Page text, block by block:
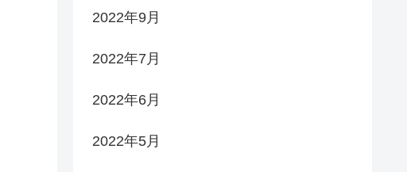
2022年9月
2022年7月
2022年6月
2022年5月